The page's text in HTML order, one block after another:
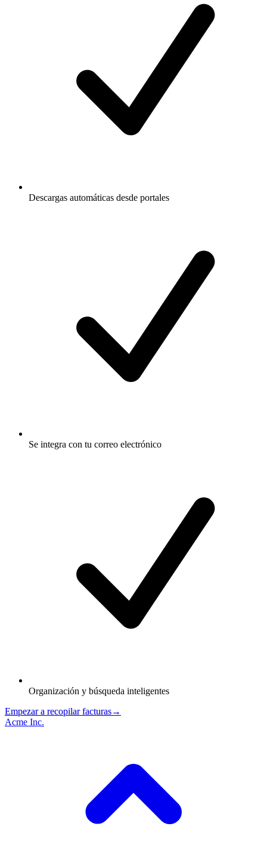
Descargas automáticas desde portales
Se integra con tu correo electrónico
Organización y búsqueda inteligentes
Empezar a recopilar facturas→
Acme Inc.